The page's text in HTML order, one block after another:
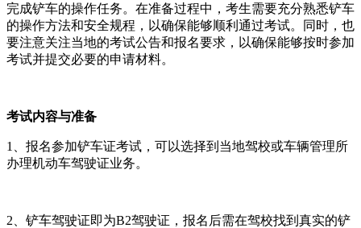
完成铲车的操作任务。在准备过程中，考生需要充分熟悉铲车
的操作方法和安全规程，以确保能够顺利通过考试。同时，也
要注意关注当地的考试公告和报名要求，以确保能够按时参加
考试并提交必要的申请材料。
考试内容与准备
1、报名参加铲车证考试，可以选择到当地驾校或车辆管理所
办理机动车驾驶证业务。
2、铲车驾驶证即为B2驾驶证，报名后需在驾校找到真实的铲